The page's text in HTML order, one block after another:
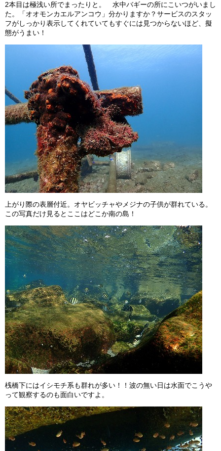
2本目は極浅い所でまったりと。 水中バギーの所にこいつがいまし
た。「オオモンカエルアンコウ」分かりますか？サービスのスタッ
フがしっかり表示してくれていてもすぐには見つからないほど、擬
態がうまい！
上がり際の表層付近。オヤビッチャやメジナの子供が群れている。
この写真だけ見るとここはどこか南の島！
桟橋下にはイシモチ系も群れが多い！！波の無い日は水面でこうや
って観察するのも面白いですよ。